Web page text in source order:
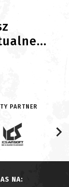
PARTNER
NA: